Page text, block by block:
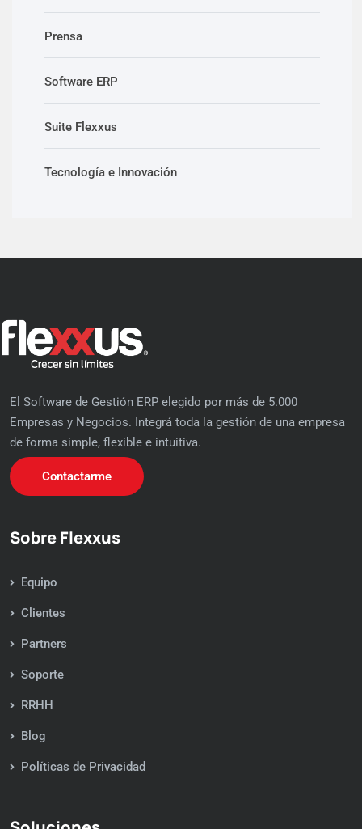
Prensa
Software ERP
Suite Flexxus
Tecnología e Innovación
El Software de Gestión ERP elegido por más de 5.000
Empresas y Negocios. Integrá toda la gestión de una empresa
de forma simple, flexible e intuitiva.
Contactarme
Sobre Flexxus
Equipo
Clientes
Partners
Soporte
RRHH
Blog
Políticas de Privacidad